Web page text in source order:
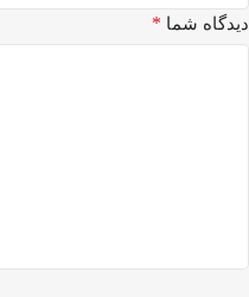
دیدگاه شما *